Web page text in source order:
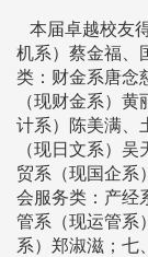
本届卓越校友
机系）蔡金福、
类：财金系唐念
（现财金系）
计系）陈美满、
（现日文系）
贸系（现国企系
会服务类：产经
管系（现运管系
系）郑淑滋；七